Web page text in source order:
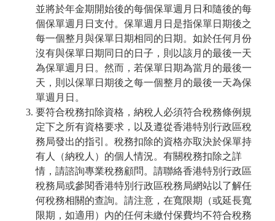
並將於年金期開始後的每個保單週月日和隨後的每
個保單週月日支付。保單週月日是指保單日期後之
每一個整月與保單日期相同的日期。如於任何月份
沒有與保單日期同日的日子，則以該月的最後一天
為保單週月日。然而，若保單日期為當月的最後一
天，則以保單日期後之每一個整月的最後一天為保
單週月日。
要符合稅務扣除資格，納稅人必須符合稅務條例規
定下之所有資格要求，以及遵從香港特別行政區稅
務局發出的指引。稅務扣除的資格亦取決於保單持
有人（納稅人）的個人情況。有關稅務扣除之詳
情，請諮詢專業稅務顧問。請聯絡香港特別行政區
稅務局或參閱香港特別行政區稅務局網站以了解任
何稅務相關的查詢。請注意，在寬限期（或延長寬
限期，如適用）內的任何未繳付保費均不符合稅務